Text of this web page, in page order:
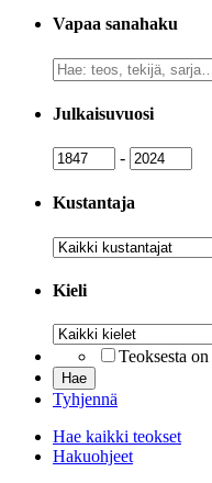
Vapaa sanahaku
Vapaa
sanahaku
Julkaisuvuosi
Julkaisuvuosi
- Julkaisuvuosi
Kustantaja
Kustantaja
Kieli
Kieli
Teoksesta
Tyhjennä
Hae kaikki teokset
Hakuohjeet